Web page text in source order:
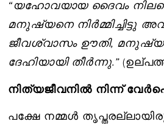
“യഹോവയായ ദൈവം
മനുഷ്യനെ നിർമ്മിച്ചിട്ടു
ജീവശ്വാസം ഊതി,
ദേഹിയായി തീർന്നു.”
നിത്യജീവനിൽ നിന്ന്
പക്ഷേ നമ്മൾ